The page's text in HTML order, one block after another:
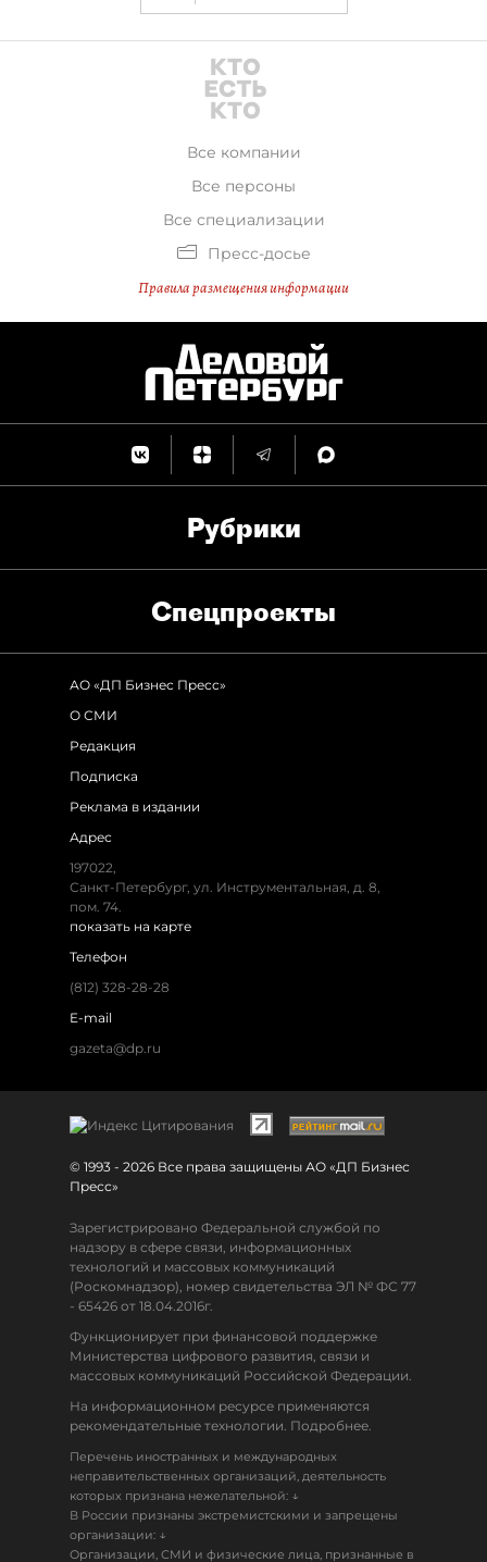
Все компании
Все персоны
Все специализации
Пресс-досье
Правила размещения информации
Рубрики
Спец­проекты
АО «ДП Бизнес Пресс»
О СМИ
Редакция
Подписка
Реклама в издании
Адрес
197022,
Санкт-Петербург, ул. Инструментальная, д. 8,
пом. 74.
показать на карте
Телефон
(812) 328-28-28
E-mail
gazeta@dp.ru
© 1993 - 2026 Все права защищены АО «ДП Бизнес
Пресс»
Зарегистрировано Федеральной службой по
надзору в сфере связи, информационных
технологий и массовых коммуникаций
(Роскомнадзор), номер свидетельства ЭЛ № ФС 77
- 65426 от 18.04.2016г.
Функционирует при финансовой поддержке
Министерства цифрового развития, связи и
массовых коммуникаций Российской Федерации.
На информационном ресурсе применяются
рекомендательные технологии. Подробнее.
Перечень иностранных и международных
неправительственных организаций, деятельность
которых признана нежелательной: ↓
В России признаны экстремистскими и запрещены
организации: ↓
Организации, СМИ и физические лица, признанные в